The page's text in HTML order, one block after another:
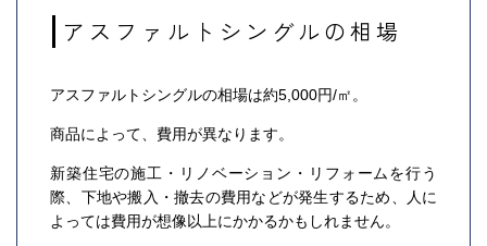
アスファルトシングルの相場
アスファルトシングルの相場は約5,000円/㎡。
商品によって、費用が異なります。
新築住宅の施工・リノベーション・リフォームを行う
際、下地や搬入・撤去の費用などが発生するため、人に
よっては費用が想像以上にかかるかもしれません。